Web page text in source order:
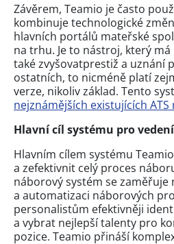
Závěrem, Teamio je často
kombinuje technologické
hlavních portálů mateřské
na trhu. Je to nástroj, který
také zvyšovatprestiž a uznání
ostatních, to nicméně platí
verze, nikoliv základ. Tento
nejznámějších existujících ATS
Hlavní cíl systému pro
Hlavním cílem systému
a zefektivnit celý proces
náborový systém se zaměřuje
a automatizaci náborových
personalistům efektivněji
a vybrat nejlepší talenty pro
pozice. Teamio přináší